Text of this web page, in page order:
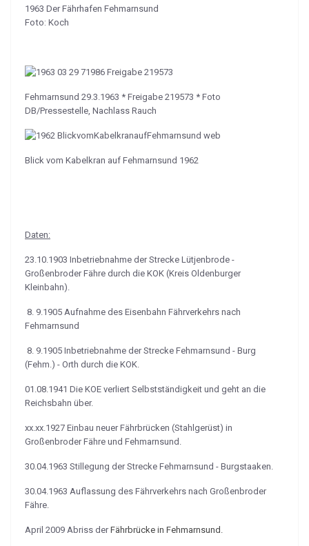
1963 Der Fährhafen Fehmarnsund
Foto: Koch
Fehmarnsund 29.3.1963 * Freigabe 219573 * Foto
DB/Pressestelle, Nachlass Rauch
Blick vom Kabelkran auf Fehmarnsund 1962
Daten:
23.10.1903 Inbetriebnahme der Strecke Lütjenbrode -
Großenbroder Fähre durch die KOK (Kreis Oldenburger
Kleinbahn).
8. 9.1905 Aufnahme des Eisenbahn Fährverkehrs nach
Fehmarnsund
8. 9.1905 Inbetriebnahme der Strecke Fehmarnsund - Burg
(Fehm.) - Orth durch die KOK.
01.08.1941 Die KOE verliert Selbstständigkeit und geht an die
Reichsbahn über.
xx.xx.1927 Einbau neuer Fährbrücken (Stahlgerüst) in
Großenbroder Fähre und Fehmarnsund.
30.04.1963 Stillegung der Strecke Fehmarnsund - Burgstaaken.
30.04.1963 Auflassung des Fährverkehrs nach Großenbroder
Fähre.
April 2009 Abriss derFährbrücke in Fehmarnsund.